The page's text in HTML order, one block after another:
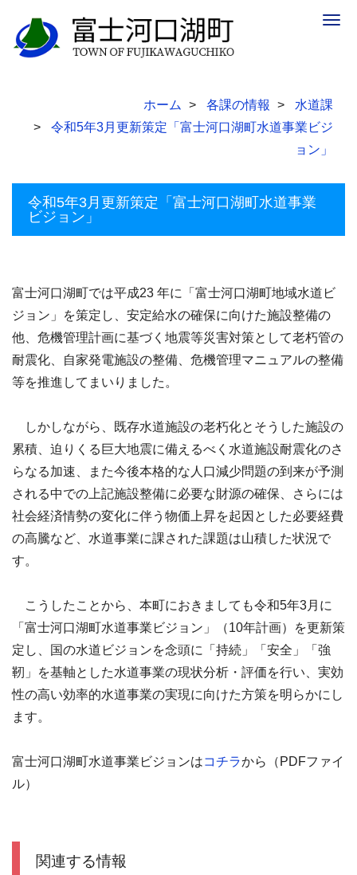
ホーム 各課の情報
水道課
令和5年3月更新策定「富士河口湖町水道事業ビジ
ョン」
令和5年3月更新策定「富士河口湖町水道事業
ビジョン」
富士河口湖町では平成23 年に「富士河口湖町地域水道ビ
ジョン」を策定し、安定給水の確保に向けた施設整備の
他、危機管理計画に基づく地震等災害対策として老朽管の
耐震化、自家発電施設の整備、危機管理マニュアルの整備
等を推進してまいりました。
しかしながら、既存水道施設の老朽化とそうした施設の
累積、迫りくる巨大地震に備えるべく水道施設耐震化のさ
らなる加速、また今後本格的な人口減少問題の到来が予測
される中での上記施設整備に必要な財源の確保、さらには
社会経済情勢の変化に伴う物価上昇を起因とした必要経費
の高騰など、水道事業に課された課題は山積した状況で
す。
こうしたことから、本町におきましても令和5年3月に
「富士河口湖町水道事業ビジョン」（10年計画）を更新策
定し、国の水道ビジョンを念頭に「持続」「安全」「強
靭」を基軸とした水道事業の現状分析・評価を行い、実効
性の高い効率的水道事業の実現に向けた方策を明らかにし
ます。
富士河口湖町水道事業ビジョンはコチラから（PDFファイ
ル）
関連する情報